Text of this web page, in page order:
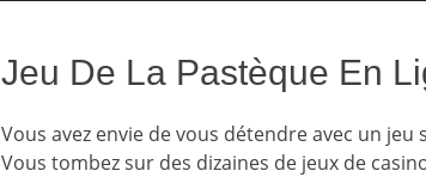
Jeu De La Pastèque En
Vous avez envie de vous détendre avec un
Vous tombez sur des dizaines de jeux de